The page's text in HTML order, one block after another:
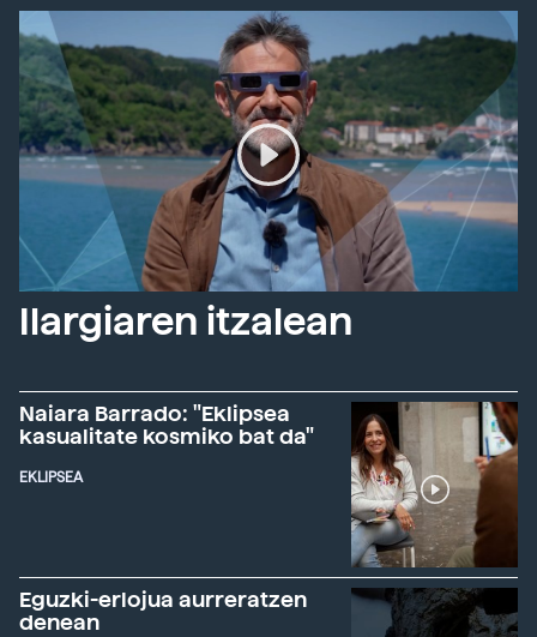
Ilargiaren itzalean
Naiara Barrado: "Eklipsea
kasualitate kosmiko bat da"
EKLIPSEA
Eguzki-erlojua aurreratzen
denean